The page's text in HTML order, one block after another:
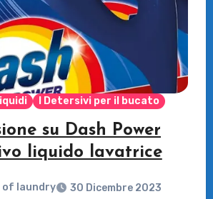
I Detersivi per il bucato
su Dash Power
liquido lavatrice
of laundry
30 Dicembre 2023